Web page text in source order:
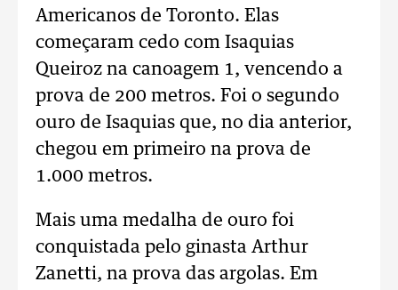
Americanos de Toronto. Elas
começaram cedo com Isaquias
Queiroz na canoagem 1, vencendo a
prova de 200 metros. Foi o segundo
ouro de Isaquias que, no dia anterior,
chegou em primeiro na prova de
1.000 metros.
Mais uma medalha de ouro foi
conquistada pelo ginasta Arthur
Zanetti, na prova das argolas. Em